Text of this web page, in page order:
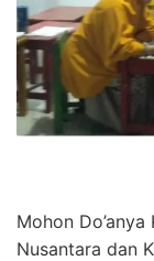
Mohon
Nusantara dan